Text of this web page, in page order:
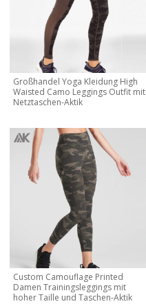
Großhandel Yoga Kleidung High
Waisted Camo Leggings Outfit mit
Netztaschen-Aktik
Custom Camouflage Printed
Damen Trainingsleggings mit
hoher Taille und Taschen-Aktik